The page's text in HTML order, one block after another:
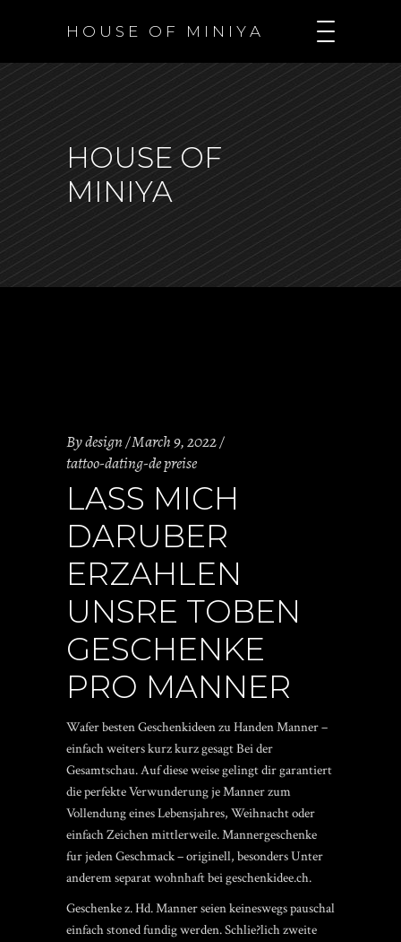
H O U S E O F M I N I Y A
HOUSE OF
MINIYA
Bydesign March 9, 2022
tattoo-dating-de preise
LASS MICH
DARUBER
ERZAHLEN
UNSRE TOBEN
GESCHENKE
PRO MANNER
Wafer besten Geschenkideen zu Handen Manner –
einfach weiters kurz kurz gesagt Bei der
Gesamtschau. Auf diese weise gelingt dir garantiert
die perfekte Verwunderung je Manner zum
Vollendung eines Lebensjahres, Weihnacht oder
einfach Zeichen mittlerweile. Mannergeschenke
fur jeden Geschmack – originell, besonders Unter
anderem separat wohnhaft bei geschenkidee.ch.
Geschenke z. Hd. Manner seien keineswegs pauschal
einfach stoned fundig werden. Schlie?lich zweite